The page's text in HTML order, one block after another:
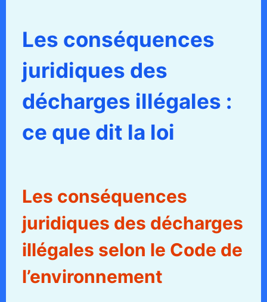
Les conséquences
juridiques des
décharges illégales :
ce que dit la loi
Les conséquences
juridiques des décharges
illégales selon le Code de
l’environnement